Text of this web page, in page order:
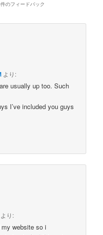
のフィードバック
より:
usually up too. Such
I’ve included you guys
より:
website so i